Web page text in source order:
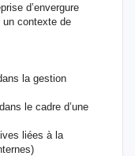
d’envergure
un contexte de
la gestion
le cadre d’une
liées à la